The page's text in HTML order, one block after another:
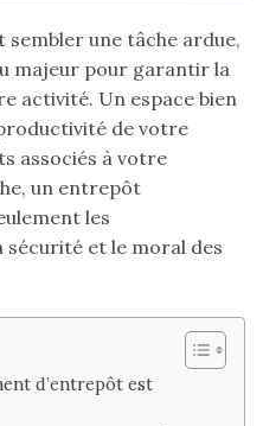
une tâche ardue,
majeur pour garantir la
activité. Un espace bien
de votre
associés à votre
un entrepôt
les
sécurité et le moral des
d’entrepôt est